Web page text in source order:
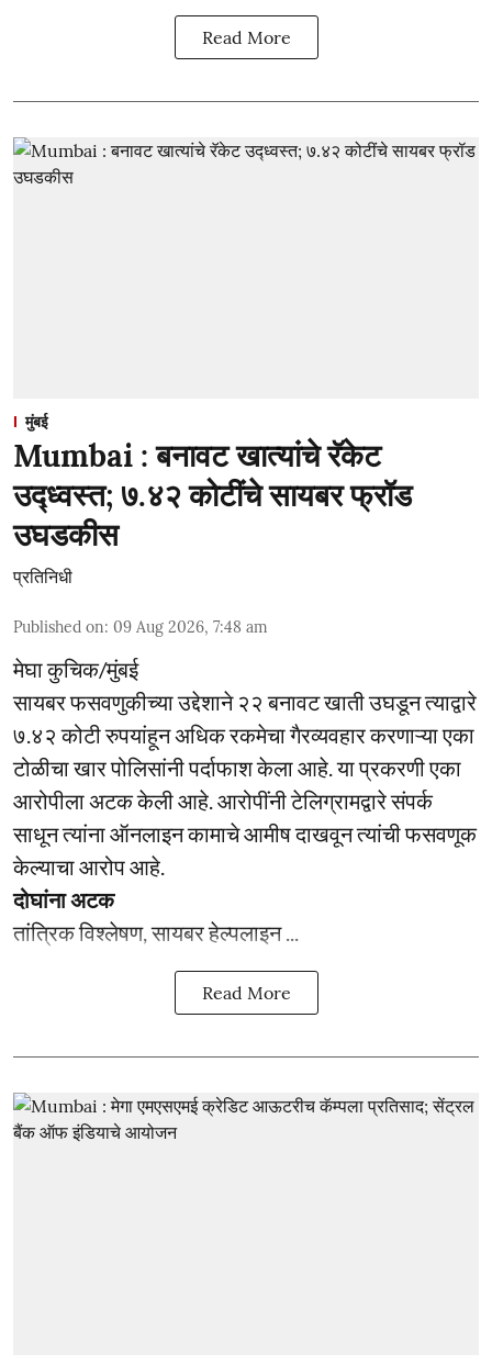
Read More
मुंबई
Mumbai : बनावट खात्यांचे रॅकेट
उद्ध्वस्त; ७.४२ कोटींचे सायबर फ्रॉड
उघडकीस
प्रतिनिधी
Published on: 09 Aug 2026, 7:48 am
मेघा कुचिक/मुंबई
सायबर फसवणुकीच्या उद्देशाने २२ बनावट खाती उघडून त्याद्वारे
७.४२ कोटी रुपयांहून अधिक रकमेचा गैरव्यवहार करणाऱ्या एका
टोळीचा खार पोलिसांनी पर्दाफाश केला आहे. या प्रकरणी एका
आरोपीला अटक केली आहे. आरोपींनी टेलिग्रामद्वारे संपर्क
साधून त्यांना ऑनलाइन कामाचे आमीष दाखवून त्यांची फसवणूक
केल्याचा आरोप आहे.
दोघांना अटक
तांत्रिक विश्लेषण, सायबर हेल्पलाइन ...
Read More